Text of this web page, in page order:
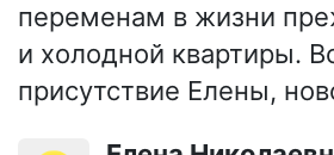
переменам в жизни
и холодной квартиры.
присутствие Елены,